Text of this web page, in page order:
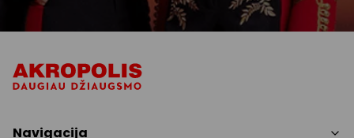
Navigacija